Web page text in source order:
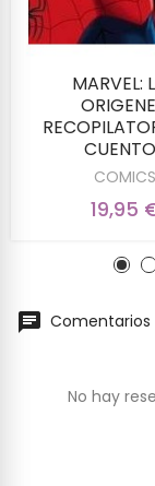
MARVEL:
COMICS
19,95
No hay